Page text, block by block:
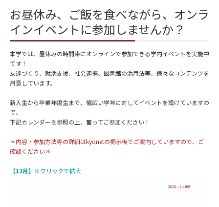
お昼休み、ご飯を食べながら、オンラ
インイベントに参加しませんか？
本学では、昼休みの時間帯にオンラインで参加できる学内イベントを実施中
です！
友達づくり、就活支援、社会連携、図書館の活用法等、様々なコンテンツを
用意しています。
新入生から卒業年度生まで、幅広い学年に対してイベントを設けていますの
で、
下記カレンダーを参照の上、奮ってご参加ください！
＊内容・参加方法等の詳細はkyonetの掲示板でご案内していますので、ご
確認ください＊
【12月】 ※クリックで拡大